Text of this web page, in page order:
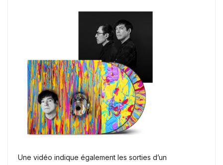
Une vidéo indique également les sorties d’un